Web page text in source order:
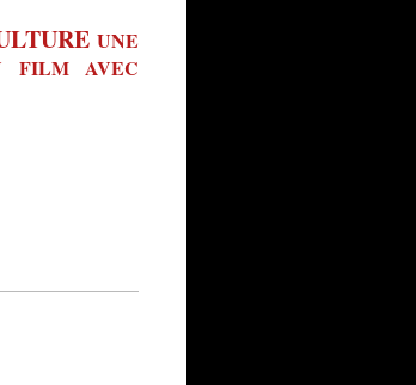
UNE
FILM AVEC